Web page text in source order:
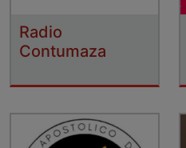
Radio
Contumaza